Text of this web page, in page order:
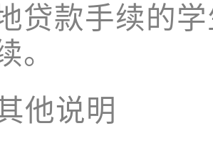
贷款手续的
。
他说明